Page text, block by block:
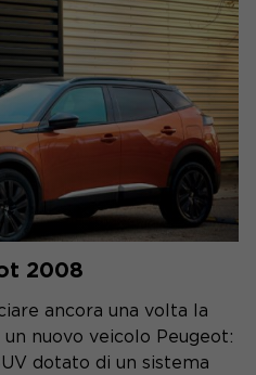
2008
ancora una volta la
nuovo veicolo Peugeot:
dotato di un sistema